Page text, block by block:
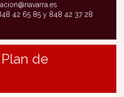
42 65 85 y 848 42 37 28
de